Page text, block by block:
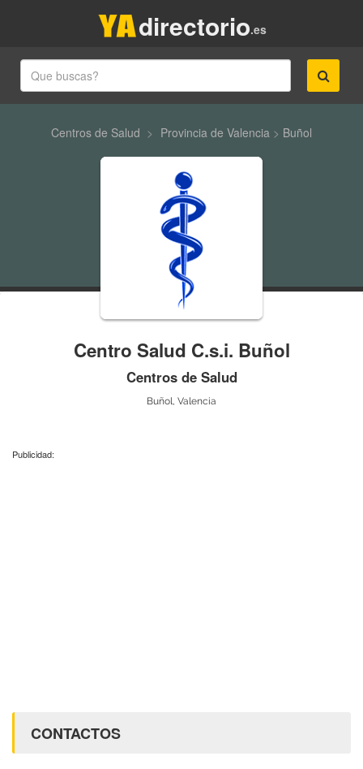
.es
directorio
Centros de Salud > Provincia de Valencia > Buñol
Centro Salud C.s.i. Buñol
Centros de Salud
Buñol, Valencia
Publicidad:
CONTACTOS